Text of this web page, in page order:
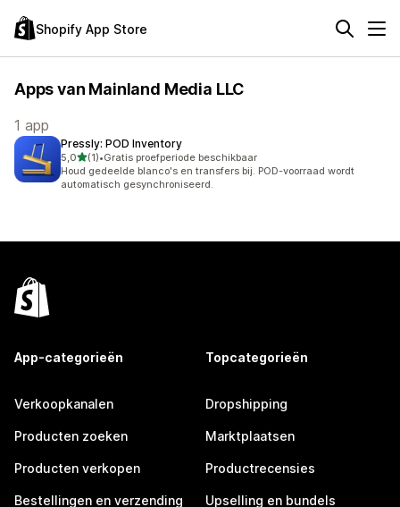
Shopify App Store
Apps van Mainland Media LLC
1 app
Pressly: POD Inventory
5,0van 5 sterren
(1)
1 recensies in totaal
•Gratis proefperiode beschikbaar
Houd gedeelde blanco's en transfers bij. POD-voorraad wordt
automatisch gesynchroniseerd.
App-categorieën
Verkoopkanalen
Producten zoeken
Producten verkopen
Bestellingen en verzending
Topcategorieën
Dropshipping
Marktplaatsen
Productrecensies
Upselling en bundels